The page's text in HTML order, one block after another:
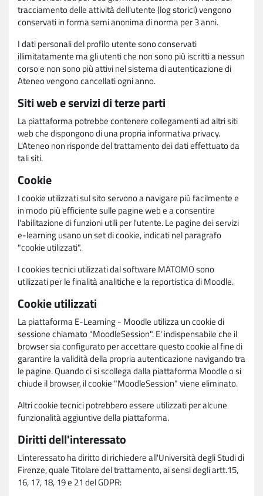
tracciamento delle attività dell'utente (log storici) vengono
conservati in forma semi anonima di norma per 3 anni.
I dati personali del profilo utente sono conservati
illimitatamente ma gli utenti che non sono più iscritti a nessun
corso e non sono più attivi nel sistema di autenticazione di
Ateneo vengono cancellati ogni anno.
Siti web e servizi di terze parti
La piattaforma potrebbe contenere collegamenti ad altri siti
web che dispongono di una propria informativa privacy.
L'Ateneo non risponde del trattamento dei dati effettuato da
tali siti.
Cookie
I cookie utilizzati sul sito servono a navigare più facilmente e
in modo più efficiente sulle pagine web e a consentire
l'abilitazione di funzioni utili per l'utente. Le pagine dei servizi
e-learning usano un set di cookie, indicati nel paragrafo
"cookie utilizzati".
I cookies tecnici utilizzati dal software MATOMO sono
utilizzati per le finalità analitiche e la reportistica di Moodle.
Cookie utilizzati
La piattaforma E-Learning - Moodle utilizza un cookie di
sessione chiamato "MoodleSession". E' indispensabile che il
browser sia configurato per accettare questo cookie al fine di
garantire la validità della propria autenticazione navigando tra
le pagine. Quando ci si scollega dalla piattaforma Moodle o si
chiude il browser, il cookie "MoodleSession" viene eliminato.
Altri cookie tecnici potrebbero essere utilizzati per alcune
funzionalità aggiuntive della piattaforma.
Diritti dell'interessato
L'interessato ha diritto di richiedere all'Università degli Studi di
Firenze, quale Titolare del trattamento, ai sensi degli artt.15,
16, 17, 18, 19 e 21 del GDPR: